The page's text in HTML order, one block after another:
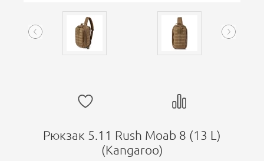
Рюкзак 5.11 Rush Moab 8 (13 L)
(Kangaroo)